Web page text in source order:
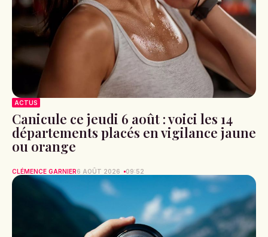
ACTUS
Canicule ce jeudi 6 août : voici les 14
départements placés en vigilance jaune
ou orange
CLÉMENCE GARNIER6 AOÛT 2026 09:52